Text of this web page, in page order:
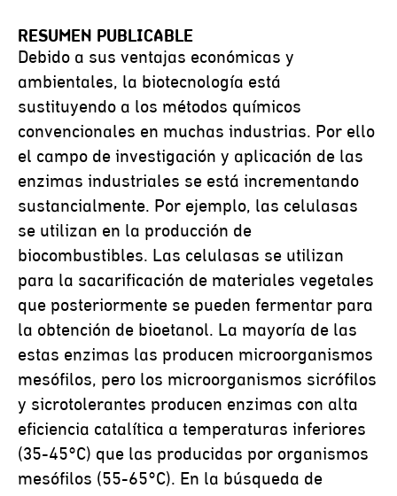
RESUMEN PUBLICABLE
Debido a sus ventajas económicas y
ambientales, la biotecnología está
sustituyendo a los métodos químicos
convencionales en muchas industrias. Por ello
el campo de investigación y aplicación de las
enzimas industriales se está incrementando
sustancialmente. Por ejemplo, las celulasas
se utilizan en la producción de
biocombustibles. Las celulasas se utilizan
para la sacarificación de materiales vegetales
que posteriormente se pueden fermentar para
la obtención de bioetanol. La mayoría de las
estas enzimas las producen microorganismos
mesófilos, pero los microorganismos sicrófilos
y sicrotolerantes producen enzimas con alta
eficiencia catalítica a temperaturas inferiores
(35-45°C) que las producidas por organismos
mesófilos (55-65°C). En la búsqueda de